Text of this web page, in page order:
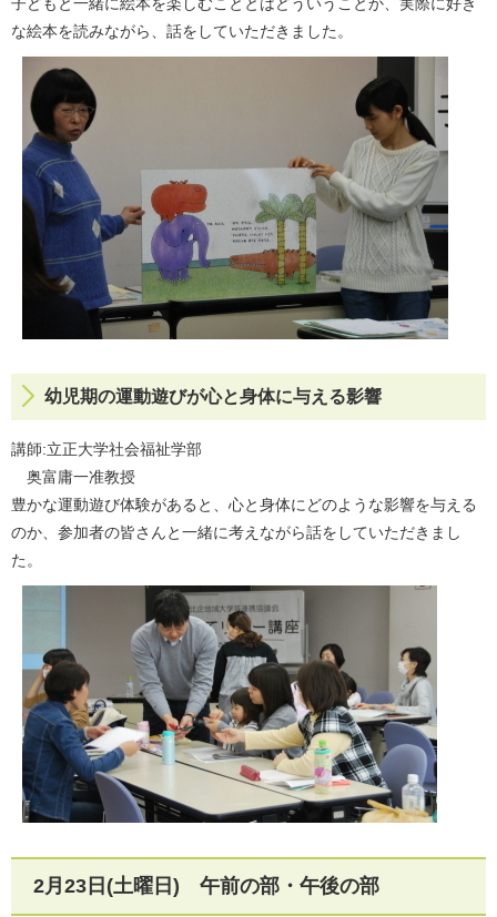
な絵本を読みながら、話をしていただきました。
幼児期の運動遊びが心と身体に与える影響
​講師:立正大学社会福祉学部
奥富庸一准教授
豊かな運動遊び体験があると、心と身体にどのような影響を与える
のか、参加者の皆さんと一緒に考えながら話をしていただきまし
た。
2月23日(土曜日) 午前の部・午後の部